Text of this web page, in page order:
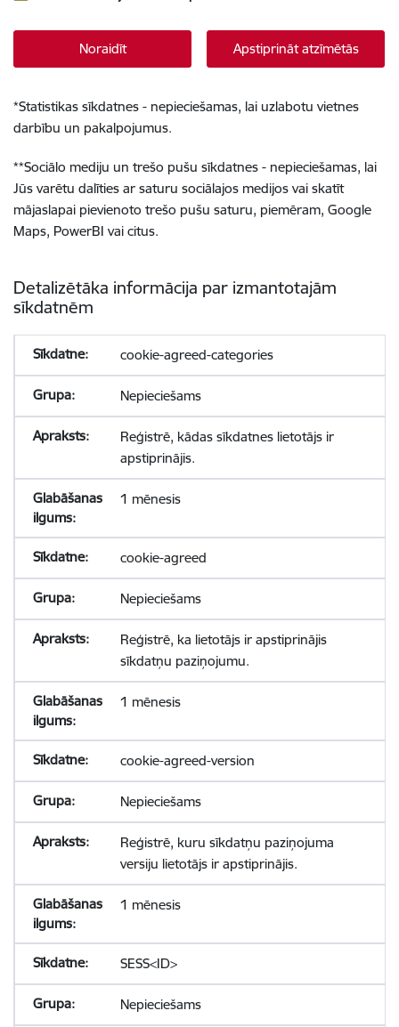
Noraidīt Apstiprināt atzīmētās
*Statistikas sīkdatnes - nepieciešamas, lai uzlabotu vietnes
darbību un pakalpojumus.
**Sociālo mediju un trešo pušu sīkdatnes - nepieciešamas, lai
Jūs varētu dalīties ar saturu sociālajos medijos vai skatīt
mājaslapai pievienoto trešo pušu saturu, piemēram, Google
Maps, PowerBI vai citus.
Detalizētāka informācija par izmantotajām
sīkdatnēm
cookie-agreed-categories
Nepieciešams
Reģistrē, kādas sīkdatnes lietotājs ir
apstiprinājis.
1 mēnesis
cookie-agreed
Nepieciešams
Reģistrē, ka lietotājs ir apstiprinājis
sīkdatņu paziņojumu.
1 mēnesis
cookie-agreed-version
Nepieciešams
Reģistrē, kuru sīkdatņu paziņojuma
versiju lietotājs ir apstiprinājis.
1 mēnesis
SESS<ID>
Nepieciešams